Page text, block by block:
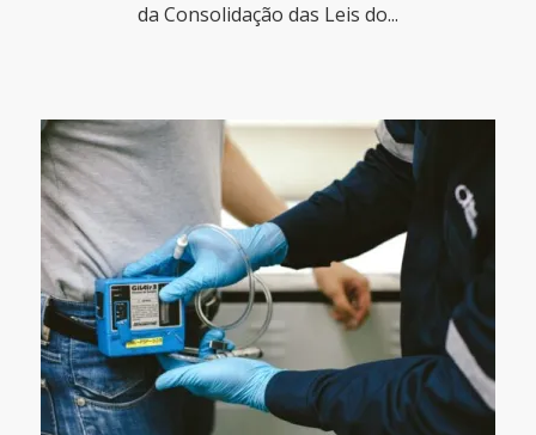
da Consolidação das Leis do...